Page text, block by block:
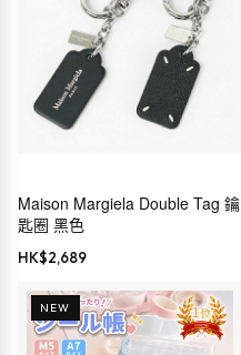
Maison Margiela Double Tag 鑰
匙圈 黑色
HK$2,689
NEW